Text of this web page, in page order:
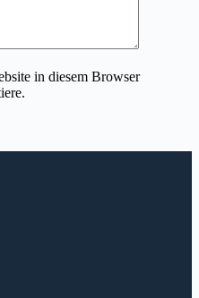
in diesem Browser